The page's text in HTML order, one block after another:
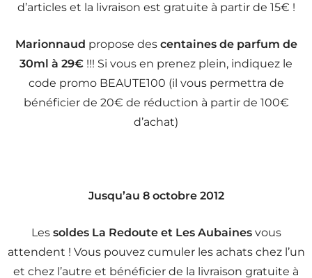
d’articles et la livraison est gratuite à partir de 15€ !
Marionnaud propose des centaines de parfum de
30ml à 29€ !!! Si vous en prenez plein, indiquez le
code promo BEAUTE100 (il vous permettra de
bénéficier de 20€ de réduction à partir de 100€
d’achat)
Jusqu’au 8 octobre 2012
Les soldes La Redoute et Les Aubainesvous
attendent ! Vous pouvez cumuler les achats chez l’un
et chez l’autre et bénéficier de la livraison gratuite à